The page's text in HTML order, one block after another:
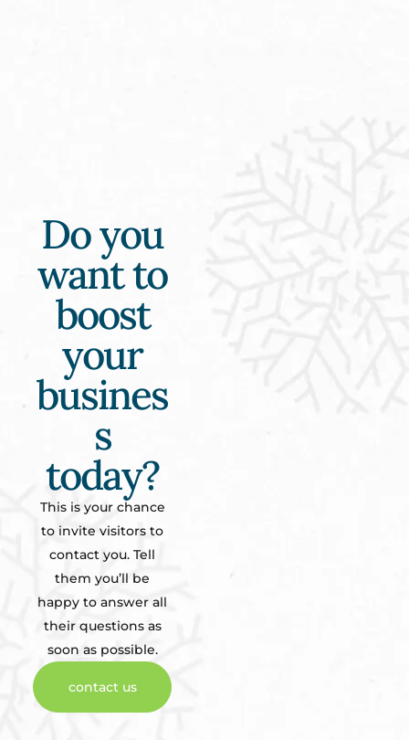
Do you
want to
boost
your
busines
s
today?
This is your chance
to invite visitors to
contact you. Tell
them you’ll be
happy to answer all
their questions as
soon as possible.
contact us